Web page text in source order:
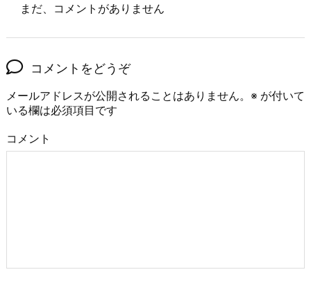
まだ、コメントがありません
コメントをどうぞ
メールアドレスが公開されることはありません。 ※ が付いて
いる欄は必須項目です
コメント